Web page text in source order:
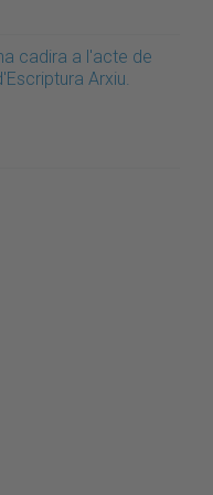
cadira a l'acte de
Arxiu.